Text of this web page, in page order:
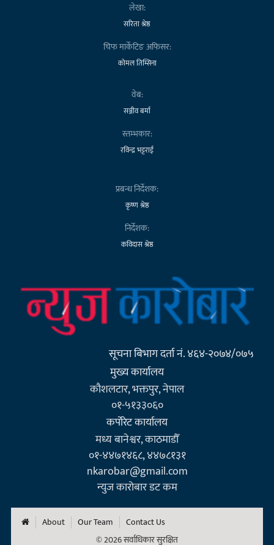
लेखा:
सरिता श्रेष्ठ
चिफ मार्केटिङ अफिसर:
कोमल तिम्सिना
वेब:
सञ्जीव बर्मा
स्तम्भकार:
रविन्द्र भट्टराई
प्रबन्ध निर्देशक:
कृष्ण श्रेष्ठ
निर्देशक:
कविदास श्रेष्ठ
सूचना बिभाग दर्ता नं. ४६४-२०७४/०७५
मुख्य कार्यालय
कौशलटार, भक्तपुर, नेपाल
०१-५१३३०६०
कर्पाेरेट कार्यालय
मध्य बानेश्वर, काठमाडौँ
०१-४४७१४६८, ४४७८१३१
nkarobar@gmail.com
न्युज कारोबार डट कम
About Our Team
Contact Us
© 2026 सर्वाधिकार सुरक्षित